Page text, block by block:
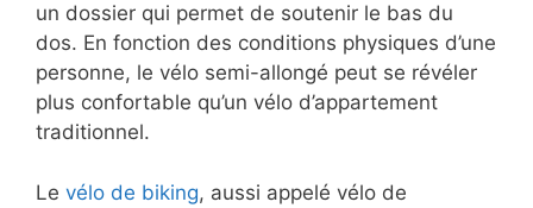
un dossier qui permet de soutenir le bas du
dos. En fonction des conditions physiques d’une
personne, le vélo semi-allongé peut se révéler
plus confortable qu’un vélo d’appartement
traditionnel.
Le vélo de biking, aussi appelé vélo de